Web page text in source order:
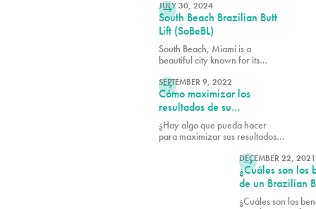
Brasileño (BBL), diseñado para
cicatrices mínimas y resultados
óptimos. Aprende qué esperar
del procedimiento. ¡Transforma
tu figura con PURE Plastic
Surgery en Miami, FL!
JULY 30, 2024
South Beach Brazilian Butt
Lift (SoBeBL)
South Beach, Miami is a
beautiful city known for its
beautiful women. It’s
understandable that when we
were looking for a name for our
Lift procedure, South Beach BL
(SoBeBL) was the obvious
choice.A PURE SoBeBL is for
those that want a slimmer
buttocks and hips than seen with
a traditional BBL. We call it an
enhanced natural aesthetic
SEPTEMBER 9, 2022
Cómo maximizar los
resultados de su
levantamiento de glúteos
brasileño
¿Hay algo que pueda hacer
para maximizar sus resultados
consejos útiles de Pure Plastic
Surgery para aprovechar al
máximo su lifting de glúteos
DECEMBER 22, 2021
¿Cuáles son los
de un Brazilian
guiado por
¿Cuáles son los